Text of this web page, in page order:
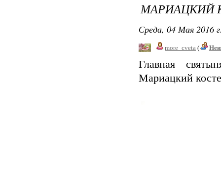
МАРИАЦКИЙ
Среда, 04 Мая 2016
more_cveta (
Главная
Мариацкий